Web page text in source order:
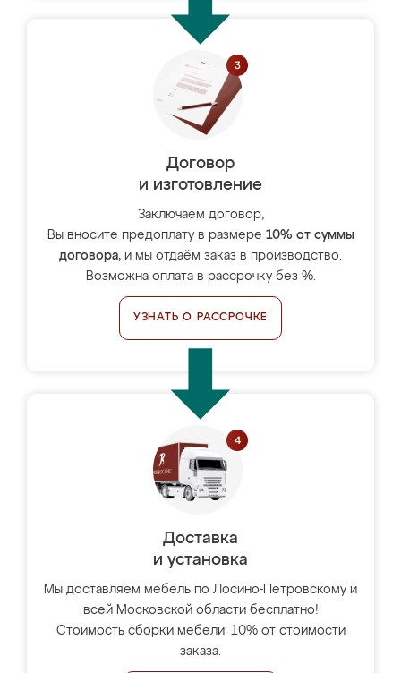
Договор
и изготовление
Заключаем договор,
Вы вносите предоплату в размере 10% от суммы
договора, и мы отдаём заказ в производство.
Возможна оплата в рассрочку без %.
УЗНАТЬ О РАССРОЧКЕ
Доставка
и установка
Мы доставляем мебель по Лосино-Петровскому и
всей Московской области бесплатно!
Стоимость сборки мебели: 10% от стоимости
заказа.